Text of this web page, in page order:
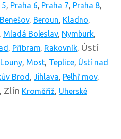
5, Praha 6, Praha 7, Praha 8,
Benešov, Beroun, Kladno,
Mladá Boleslav, Nymburk,
, Příbram, Rakovník, Ústí
Louny, Most, Teplice, Ústí nad
Brod , Jihlava, Pelhřimov,
, Zlín Kroměříž, Uherské